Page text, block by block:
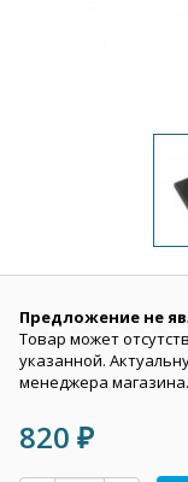
Предложение не
Товар может
указанной.
менеджера магазина.
820 ₽